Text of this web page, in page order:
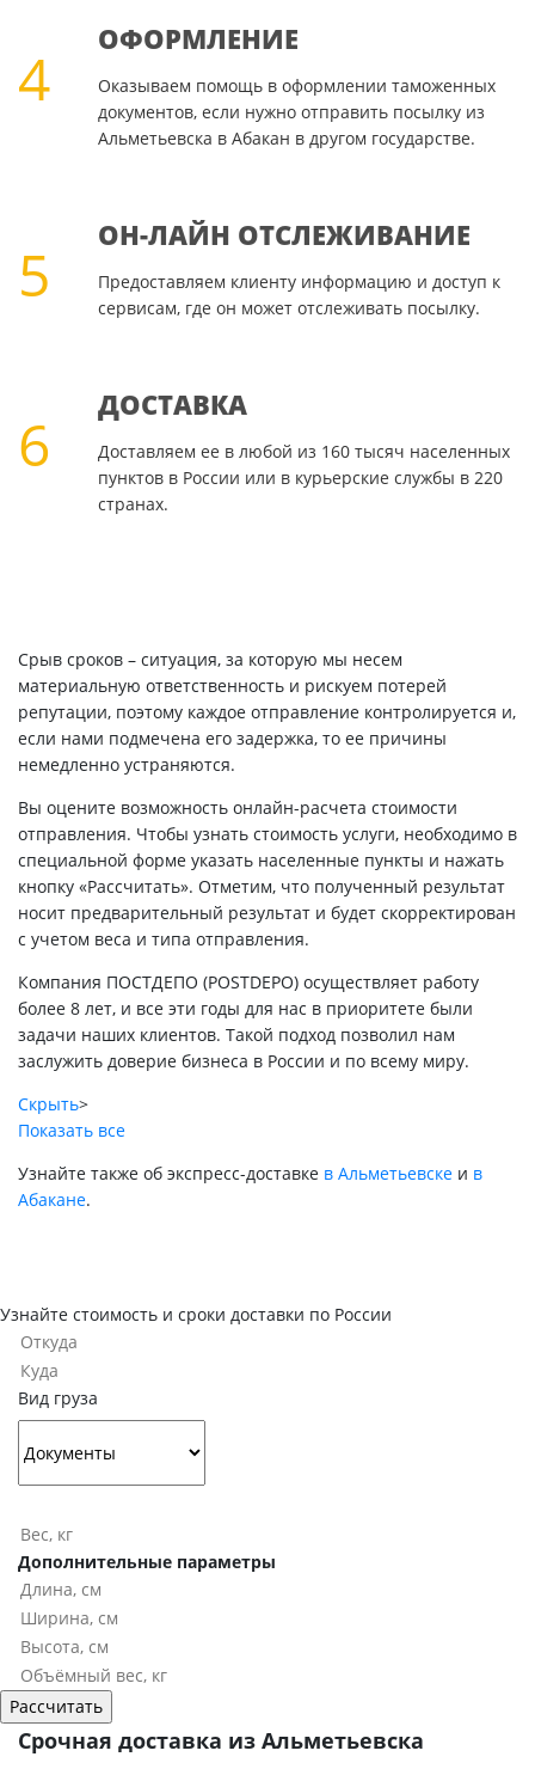
4
ОФОРМЛЕНИЕ
Оказываем помощь в оформлении таможенных
документов, если нужно отправить посылку из
Альметьевска в Абакан в другом государстве.
5
ОН-ЛАЙН ОТСЛЕЖИВАНИЕ
Предоставляем клиенту информацию и доступ к
сервисам, где он может отслеживать посылку.
6
ДОСТАВКА
Доставляем ее в любой из 160 тысяч населенных
пунктов в России или в курьерские службы в 220
странах.
Срыв сроков – ситуация, за которую мы несем
материальную ответственность и рискуем потерей
репутации, поэтому каждое отправление контролируется и,
если нами подмечена его задержка, то ее причины
немедленно устраняются.
Вы оцените возможность онлайн-расчета стоимости
отправления. Чтобы узнать стоимость услуги, необходимо в
специальной форме указать населенные пункты и нажать
кнопку «Рассчитать». Отметим, что полученный результат
носит предварительный результат и будет скорректирован
с учетом веса и типа отправления.
Компания ПОСТДЕПО (POSTDEPO) осуществляет работу
более 8 лет, и все эти годы для нас в приоритете были
задачи наших клиентов. Такой подход позволил нам
заслужить доверие бизнеса в России и по всему миру.
Скрыть>
Показать все
Узнайте также об экспресс-доставке в Альметьевске и в
Абакане.
Узнайте стоимость и сроки доставки по России
Вид груза
Дополнительные параметры
Срочная доставка из Альметьевска